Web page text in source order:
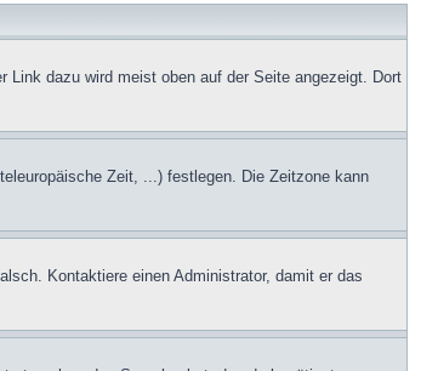
Link dazu wird meist oben auf der Seite angezeigt. Dort
Zeit, ...) festlegen. Die Zeitzone kann
Kontaktiere einen Administrator, damit er das